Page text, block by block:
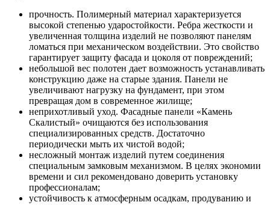
прочность. Полимерный материал характеризуется
высокой степенью ударостойкости. Ребра жесткости и
увеличенная толщина изделий не позволяют панелям
ломаться при механическом воздействии. Это свойство
гарантирует защиту фасада и цоколя от повреждений;
небольшой вес полотен дает возможность устанавливать
конструкцию даже на старые здания. Панели не
увеличивают нагрузку на фундамент, при этом
превращая дом в современное жилище;
неприхотливый уход. Фасадные панели «Камень
Скалистый» очищаются без использования
специализированных средств. Достаточно
периодически мыть их чистой водой;
несложный монтаж изделий путем соединения
специальным замковым механизмом. В целях экономии
времени и сил рекомендовано доверить установку
профессионалам;
устойчивость к атмосферным осадкам, продуванию и